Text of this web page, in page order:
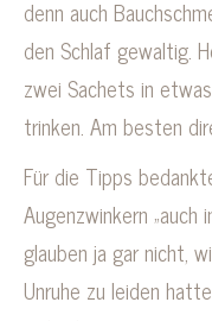
denn auch
den Schlaf gewaltig.
zwei Sachets in
trinken. Am besten
Für die Tipps
Augenzwinkern „auch
glauben ja gar nicht,
Unruhe zu leiden